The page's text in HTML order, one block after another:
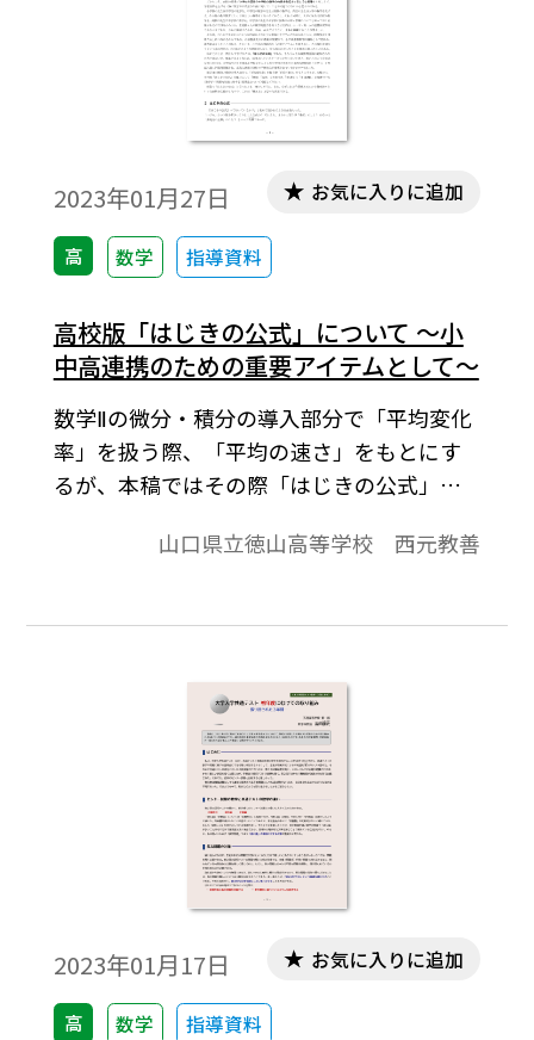
2023年01月27日
高 数学 指導資料
お気に入りに追加
高校版「はじきの公式」について ～小
中高連携のための重要アイテムとして～
数学Ⅱの微分・積分の導入部分で「平均変化
率」を扱う際、「平均の速さ」をもとにす
るが、本稿ではその際「はじきの公式」を
(速さ)｣・｢き(距離)｣と関連づける（数学が
察してみたい。※文中の数式は、「Tosho数
書で数式を正しく表示するためには、
「Tosho数式エディタ」が導入されているこ
とが必要です。会員向け無償ダウンロードは
山口県立徳山高等学校 西元教善
2023年01月17日
高 数学 指導資料
お気に入りに追加